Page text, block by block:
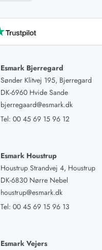
Esmark Bjerregard
Sønder Klitvej 195, Bjerregard
DK-6960 Hvide Sande
bjerregaard@esmark.dk
Tel: 00 45 69 15 96 12
Esmark Houstrup
Houstrup Strandvej 4, Houstrup
DK-6830 Nørre Nebel
houstrup@esmark.dk
Tel: 00 45 69 15 96 13
Esmark Vejers